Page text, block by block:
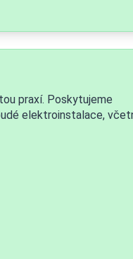
praxí. Poskytujeme
elektroinstalace,